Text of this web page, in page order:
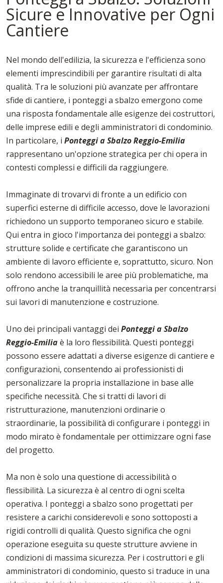
Sicure e Innovative per Ogni
Cantiere
Nel mondo dell'edilizia, la sicurezza e l'efficienza sono
elementi imprescindibili per garantire risultati di alta
qualità. Tra le soluzioni più avanzate per affrontare
sfide di cantiere, i ponteggi a sbalzo emergono come
una risposta fondamentale alle esigenze dei costruttori,
delle imprese edili e degli amministratori di condominio.
In particolare, i Ponteggi a Sbalzo Reggio-Emilia
rappresentano un'opzione strategica per chi opera in
contesti complessi e difficili da raggiungere.
Immaginate di trovarvi di fronte a un edificio con
superfici esterne di difficile accesso, dove le lavorazioni
richiedono un supporto temporaneo sicuro e stabile.
Qui entra in gioco l'importanza dei ponteggi a sbalzo:
strutture solide e certificate che garantiscono un
ambiente di lavoro efficiente e, soprattutto, sicuro. Non
solo rendono accessibili le aree più problematiche, ma
offrono anche la tranquillità necessaria per concentrarsi
sui lavori di manutenzione e costruzione.
Uno dei principali vantaggi dei Ponteggi a Sbalzo
Reggio-Emiliaè la loro flessibilità. Questi ponteggi
possono essere adattati a diverse esigenze di cantiere e
configurazioni, consentendo ai professionisti di
personalizzare la propria installazione in base alle
specifiche necessità. Che si tratti di lavori di
ristrutturazione, manutenzioni ordinarie o
straordinarie, la possibilità di configurare i ponteggi in
modo mirato è fondamentale per ottimizzare ogni fase
del progetto.
Ma non è solo una questione di accessibilità o
flessibilità. La sicurezza è al centro di ogni scelta
operativa. I ponteggi a sbalzo sono progettati per
resistere a carichi considerevoli e sono sottoposti a
rigidi controlli di qualità. Questo significa che ogni
operazione eseguita su queste strutture avviene in
condizioni di massima sicurezza. Per i costruttori e gli
amministratori di condominio, questo si traduce in una